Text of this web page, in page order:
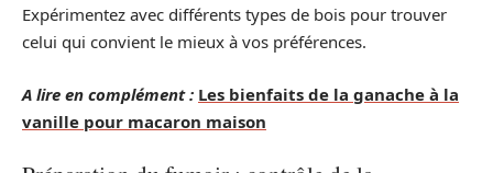
Expérimentez avec différents types de bois pour trouver
celui qui convient le mieux à vos préférences.
A lire en complément : Les bienfaits de la ganache à la
vanille pour macaron maison